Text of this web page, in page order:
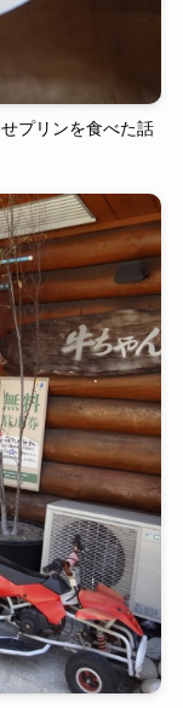
プリンを食べた話